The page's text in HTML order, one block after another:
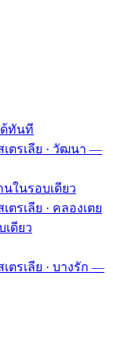
ด้ทันที
เตรเลีย · วัฒนา —
นในรอบเดียว
ตรเลีย · คลองเตย
เดียว
ตรเลีย · บางรัก —